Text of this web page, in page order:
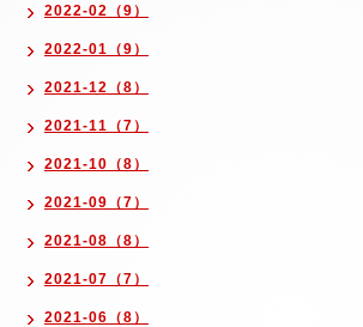
2022-02（9）
2022-01（9）
2021-12（8）
2021-11（7）
2021-10（8）
2021-09（7）
2021-08（8）
2021-07（7）
2021-06（8）